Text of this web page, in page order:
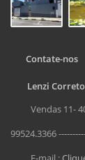
Contate-nos
Lenzi
Vendas 11-
99524.3366